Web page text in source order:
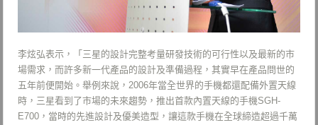
李炫弘表示，「三星的設計完整考量研發技術的可行性以及最新的市
場需求，而許多新一代產品的設計及準備過程，其實早在產品問世的
五年前便開始。舉例來說，2006年當全世界的手機都還配備外置天線
時，三星看到了市場的未來趨勢，推出首款內置天線的手機SGH-
E700，當時的先進設計及優美造型，讓這款手機在全球締造超過千萬